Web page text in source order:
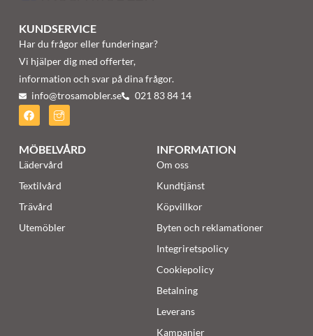
KUNDSERVICE
Har du frågor eller funderingar?
Vi hjälper dig med offerter,
information och svar på dina frågor.
info@trosamobler.se 021 83 84 14
MÖBELVÅRD
Lädervård
Textilvård
Trävård
Utemöbler
INFORMATION
Om oss
Kundtjänst
Köpvillkor
Byten och reklamationer
Integriretspolicy
Cookiepolicy
Betalning
Leverans
Kampanjer